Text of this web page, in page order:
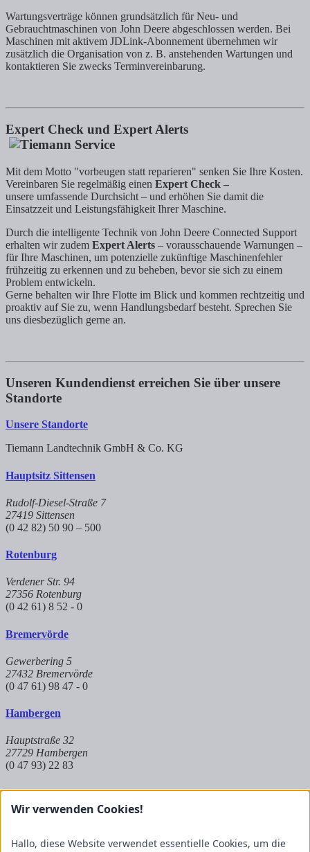
Wartungsverträge können grundsätzlich für Neu- und
Gebrauchtmaschinen von John Deere abgeschlossen werden. Bei
Maschinen mit aktivem JDLink-Abonnement übernehmen wir
zusätzlich die Organisation von z. B. anstehenden Wartungen und
kontaktieren Sie zwecks Terminvereinbarung.
Expert Check und Expert Alerts
Mit dem Motto "vorbeugen statt reparieren" senken Sie Ihre Kosten.
Vereinbaren Sie regelmäßig einen Expert Check –
unsere umfassende Durchsicht – und erhöhen Sie damit die
Einsatzzeit und Leistungsfähigkeit Ihrer Maschine.
Durch die intelligente Technik von John Deere Connected Support
erhalten wir zudem Expert Alerts – vorausschauende Warnungen –
für Ihre Maschinen, um potenzielle zukünftige Maschinenfehler
frühzeitig zu erkennen und zu beheben, bevor sie sich zu einem
Problem entwickeln.
Gerne behalten wir Ihre Flotte im Blick und kommen rechtzeitig und
proaktiv auf Sie zu, wenn Handlungsbedarf besteht. Sprechen Sie
uns diesbezüglich gerne an.
Unseren Kundendienst erreichen Sie über unsere
Standorte
Unsere Standorte
Tiemann Landtechnik GmbH & Co. KG
Hauptsitz Sittensen
Rudolf-Diesel-Straße 7
27419 Sittensen
(0 42 82) 50 90 – 500
Rotenburg
Verdener Str. 94
27356 Rotenburg
(0 42 61) 8 52 - 0
Bremervörde
Gewerbering 5
27432 Bremervörde
(0 47 61) 98 47 - 0
Hambergen
Hauptstraße 32
27729 Hambergen
(0 47 93) 22 83
Hoya
(0 42 51) 9 83 8 - 573
Wir verwenden Cookies!
Hallo, diese Website verwendet essentielle Cookies, um die